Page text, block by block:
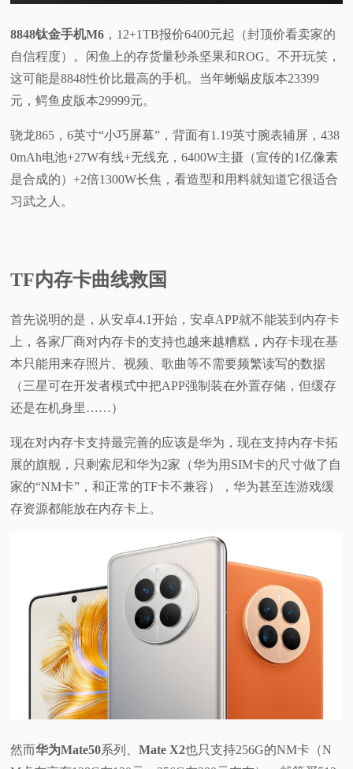
8848钛金手机M6 ，12+1TB报价6400元起（封顶价看卖家的
自信程度）。闲鱼上的存货量秒杀坚果和ROG。不开玩笑，
这可能是8848性价比最高的手机。当年蜥蜴皮版本23399
元，鳄鱼皮版本29999元。
骁龙865，6英寸“小巧屏幕”，背面有1.19英寸腕表辅屏，438
0mAh电池+27W有线+无线充，6400W主摄（宣传的1亿像素
是合成的）+2倍1300W长焦，看造型和用料就知道它很适合
习武之人。
TF内存卡曲线救国
首先说明的是，从安卓4.1开始，安卓APP就不能装到内存卡
上，各家厂商对内存卡的支持也越来越糟糕，内存卡现在基
本只能用来存照片、视频、歌曲等不需要频繁读写的数据
（三星可在开发者模式中把APP强制装在外置存储，但缓存
还是在机身里……）
现在对内存卡支持最完善的应该是华为，现在支持内存卡拓
展的旗舰，只剩索尼和华为2家（华为用SIM卡的尺寸做了自
家的“NM卡”，和正常的TF卡不兼容），华为甚至连游戏缓
存资源都能放在内存卡上。
然而华为Mate50系列、Mate X2也只支持256G的NM卡（N